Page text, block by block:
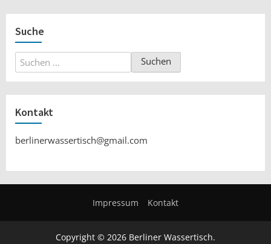
Suche
Suchen
nach:
Kontakt
berlinerwassertisch@gmail.com
Impressum Kontakt
Copyright © 2026 Berliner Wassertisch.